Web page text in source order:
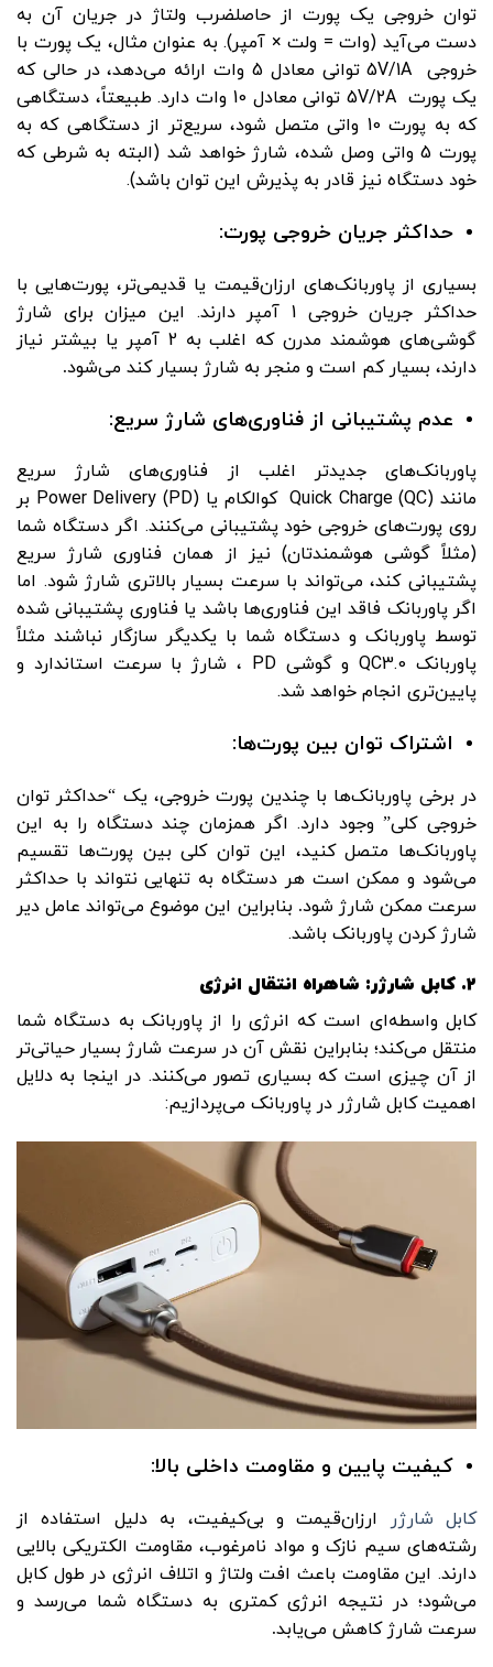
توان خروجی یک پورت از حاصلضرب ولتاژ در جریان آن به
دست می‌آید (وات = ولت × آمپر). به عنوان مثال، یک پورت با
خروجی 5V/1A توانی معادل 5 وات ارائه می‌دهد، در حالی که
یک پورت 5V/2A توانی معادل 10 وات دارد. طبیعتاً، دستگاهی
که به پورت 10 واتی متصل شود، سریع‌تر از دستگاهی که به
پورت 5 واتی وصل شده، شارژ خواهد شد (البته به شرطی که
خود دستگاه نیز قادر به پذیرش این توان باشد).
حداکثر جریان خروجی پورت:
بسیاری از پاوربانک‌های ارزان‌قیمت یا قدیمی‌تر، پورت‌هایی با
حداکثر جریان خروجی 1 آمپر دارند. این میزان برای شارژ
گوشی‌های هوشمند مدرن که اغلب به 2 آمپر یا بیشتر نیاز
دارند، بسیار کم است و منجر به شارژ بسیار کند می‌شود.
عدم پشتیبانی از فناوری‌های شارژ سریع:
پاوربانک‌های جدیدتر اغلب از فناوری‌های شارژ سریع
مانند Quick Charge (QC) کوالکام یا Power Delivery (PD) بر
روی پورت‌های خروجی خود پشتیبانی می‌کنند. اگر دستگاه شما
(مثلاً گوشی هوشمندتان) نیز از همان فناوری شارژ سریع
پشتیبانی کند، می‌تواند با سرعت بسیار بالاتری شارژ شود. اما
اگر پاوربانک فاقد این فناوری‌ها باشد یا فناوری پشتیبانی شده
توسط پاوربانک و دستگاه شما با یکدیگر سازگار نباشند مثلاً
پاوربانک QC3.0 و گوشی PD ، شارژ با سرعت استاندارد و
پایین‌تری انجام خواهد شد.
اشتراک توان بین پورت‌ها:
در برخی پاوربانک‌ها با چندین پورت خروجی، یک “حداکثر توان
خروجی کلی” وجود دارد. اگر همزمان چند دستگاه را به این
پاوربانک‌ها متصل کنید، این توان کلی بین پورت‌ها تقسیم
می‌شود و ممکن است هر دستگاه به تنهایی نتواند با حداکثر
سرعت ممکن شارژ شود. بنابراین این موضوع می‌تواند عامل دیر
شارژ کردن پاوربانک باشد.
2. کابل شارژر: شاهراه انتقال انرژی
کابل واسطه‌ای است که انرژی را از پاوربانک به دستگاه شما
منتقل می‌کند؛ بنابراین نقش آن در سرعت شارژ بسیار حیاتی‌تر
از آن چیزی است که بسیاری تصور می‌کنند. در اینجا به دلایل
اهمیت کابل شارژر در پاوربانک می‌پردازیم:
کیفیت پایین و مقاومت داخلی بالا:
کابل شارژر
ارزان‌قیمت و بی‌کیفیت، به دلیل استفاده از
رشته‌های سیم نازک و مواد نامرغوب، مقاومت الکتریکی بالایی
دارند. این مقاومت باعث افت ولتاژ و اتلاف انرژی در طول کابل
می‌شود؛ در نتیجه انرژی کمتری به دستگاه شما می‌رسد و
سرعت شارژ کاهش می‌یابد.